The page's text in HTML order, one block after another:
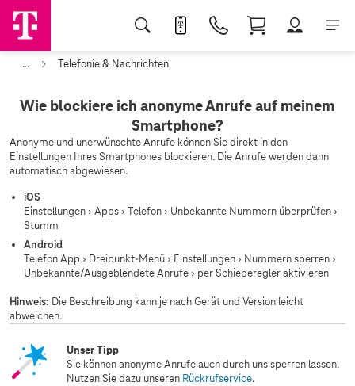
... Telefonie & Nachrichten
Wie blockiere ich anonyme Anrufe auf meinem
Smartphone?
Anonyme und unerwünschte Anrufe können Sie direkt in den
Einstellungen Ihres Smartphones blockieren. Die Anrufe werden dann
automatisch abgewiesen.
iOS
Einstellungen › Apps › Telefon › Unbekannte Nummern überprüfen ›
Stumm
Android
Telefon App › Dreipunkt-Menü › Einstellungen › Nummern sperren ›
Unbekannte/Ausgeblendete Anrufe › per Schieberegler aktivieren
Hinweis: Die Beschreibung kann je nach Gerät und Version leicht
abweichen.
Unser Tipp
Sie können anonyme Anrufe auch durch uns sperren lassen.
Nutzen Sie dazu unseren Rückrufservice.